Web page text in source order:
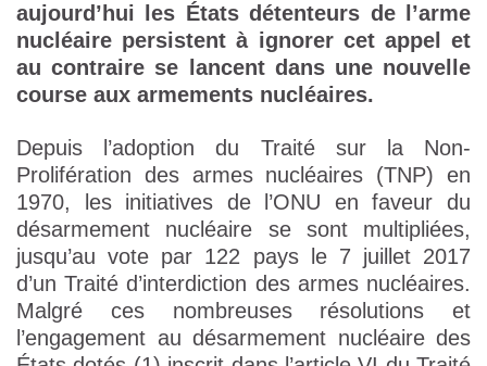
aujourd’hui les États détenteurs de l’arme
nucléaire persistent à ignorer cet appel et
au contraire se lancent dans une nouvelle
course aux armements nucléaires.
Depuis l’adoption du Traité sur la Non-
Prolifération des armes nucléaires (TNP) en
1970, les initiatives de l’ONU en faveur du
désarmement nucléaire se sont multipliées,
jusqu’au vote par 122 pays le 7 juillet 2017
d’un Traité d’interdiction des armes nucléaires.
Malgré ces nombreuses résolutions et
l’engagement au désarmement nucléaire des